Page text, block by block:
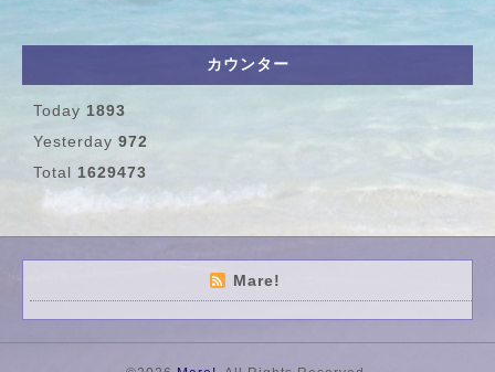
カウンター
Today 1893
Yesterday 972
Total 1629473
Mare!